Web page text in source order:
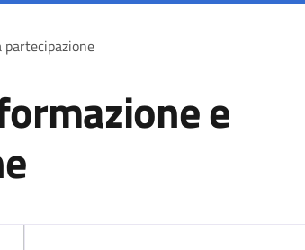
partecipazione
e